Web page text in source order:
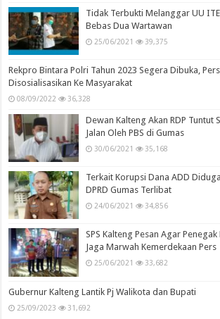
Tidak Terbukti Melanggar UU
Bebas Dua Wartawan
25/06/2021 39,375
Rekpro Bintara Polri Tahun 2023 Segera Dibuka,
Disosialisasikan Ke Masyarakat
08/09/2022 36,328
Dewan Kalteng Akan RDP Tuntut
Jalan Oleh PBS di Gumas
30/06/2021 35,168
Terkait Korupsi Dana ADD
DPRD Gumas Terlibat
24/06/2021 34,856
SPS Kalteng Pesan Agar
Jaga Marwah Kemerdekaan Pers
25/06/2021 33,682
Gubernur Kalteng Lantik Pj Walikota dan Bupati
25/09/2023 31,692